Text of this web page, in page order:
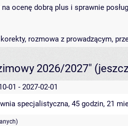
na ocenę dobrą plus i sprawnie
rozmowa z prowadzącym,
2026/2027"
01 - 2027-02-01
specjalistyczna, 45 godzin, 21